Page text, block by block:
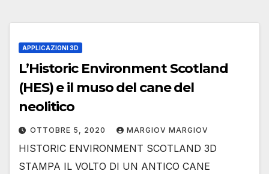
APPLICAZIONI 3D
L’Historic Environment Scotland
(HES) e il muso del cane del
neolitico
OTTOBRE 5, 2020 MARGIOV MARGIOV
HISTORIC ENVIRONMENT SCOTLAND 3D
STAMPA IL VOLTO DI UN ANTICO CANE